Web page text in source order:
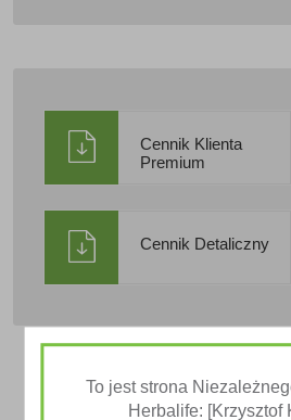
Cennik Klienta
Premium
Cennik Detaliczny
To jest strona
Herbalife: [Krzysztof